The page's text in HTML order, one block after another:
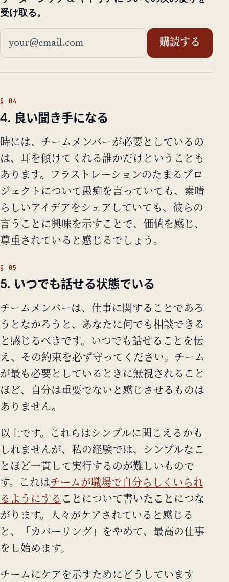
受け取る。
メールアドレス
購読する
4. 良い聞き手になる
時には、チームメンバーが必要としているの
は、耳を傾けてくれる誰かだけということも
あります。フラストレーションのたまるプロ
ジェクトについて愚痴を言っていても、素晴
らしいアイデアをシェアしていても、彼らの
言うことに興味を示すことで、価値を感じ、
尊重されていると感じるでしょう。
5. いつでも話せる状態でいる
チームメンバーは、仕事に関することであろ
うとなかろうと、あなたに何でも相談できる
と感じるべきです。いつでも話せることを伝
え、その約束を必ず守ってください。チーム
が最も必要としているときに無視されること
ほど、自分は重要でないと感じさせるものは
ありません。
以上です。これらはシンプルに聞こえるかも
しれませんが、私の経験では、シンプルなこ
とほど一貫して実行するのが難しいもので
す。これはチームが職場で自分らしくいられ
るようにする ことについて書いたことにつな
がります。人々がケアされていると感じる
と、「カバーリング」をやめて、最高の仕事
をし始めます。
チームにケアを示すためにどうしています